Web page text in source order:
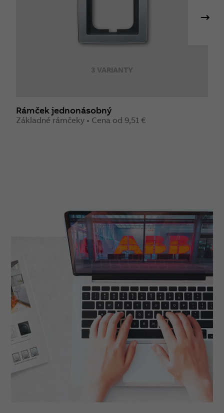
3 VARIANTY
Rámček jednonásobný
Základné rámčeky • Cena od 9,51 €